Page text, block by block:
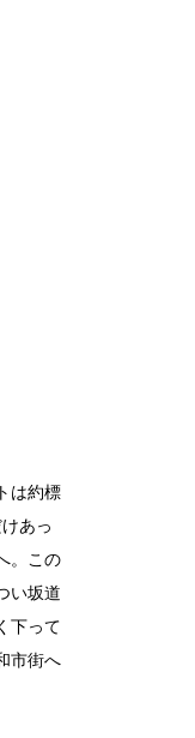
は約標
あっ
。この
い坂道
下って
市街へ